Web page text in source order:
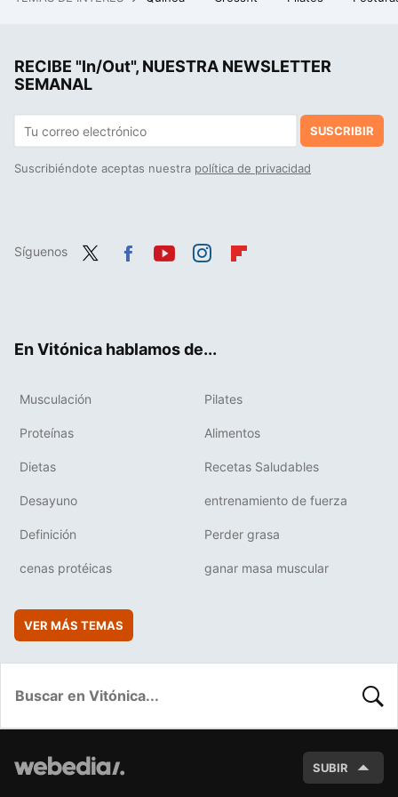
RECIBE "In/Out", NUESTRA NEWSLETTER
SEMANAL
SUSCRIBIR
Suscribiéndote aceptas nuestra política de privacidad
Síguenos
En Vitónica hablamos de...
Musculación Pilates
Proteínas Alimentos
Dietas Recetas Saludables
Desayuno entrenamiento de fuerza
Definición Perder grasa
cenas protéicas ganar masa muscular
VER MÁS TEMAS
SUBIR